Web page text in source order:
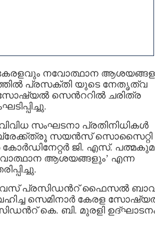
നവോത്ഥാന
പ്രസക്തി യുടെ നേതൃത്വ
സോഷ്യല്‍ സെന്‍ററില്‍ ചരിത്ര
സംഘടനാ പ്രതിനിധികള്‍
സയന്‍സ് സൊസൈറ്റി
കോര്‍ഡിനേറ്റര്‍ ജി. എസ്.
ആശയങ്ങളും’ എന്ന
പ്രസിഡന്‍റ് ഫൈസല്‍
സെമിനാര്‍ കേരള
കെ. ബി. മുരളി